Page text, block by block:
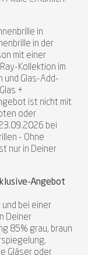
in
in der
mit einer
Kollektion im
und Glas-Add-
+
ist nicht mit
oder
bei
- Ohne
nur in Deiner
Angebot
und bei einer
Deiner
85% grau, braun
Gläser oder